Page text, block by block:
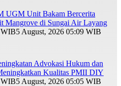
UGM Unit Bakam Bercerita
Mangrove di Sungai Air Layang
WIB5 August, 2026 05:09 WIB
Advokasi Hukum dan
Kualitas PMII DIY
WIB5 August, 2026 05:05 WIB